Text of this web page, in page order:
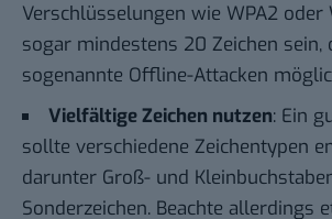
Verschlüsselungen wie WPA2 oder
sogar mindestens 20 Zeichen sein,
sogenannte Offline-Attacken
Vielfältige Zeichen nutzen: Ein
sollte verschiedene Zeichentypen
darunter Groß- und
Sonderzeichen. Beachte allerdings